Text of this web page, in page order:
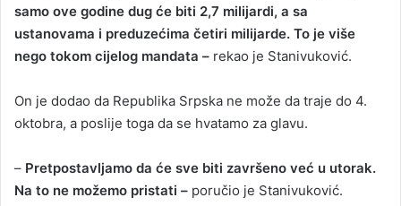
samo ove godine dug će biti 2,7 milijardi, a sa
ustanovama i preduzećima četiri milijarde. To je više
nego tokom cijelog mandata – rekao je Stanivuković.
On je dodao da Republika Srpska ne može da traje do 4.
oktobra, a poslije toga da se hvatamo za glavu.
– Pretpostavljamo da će sve biti završeno već u utorak.
Na to ne možemo pristati – poručio je Stanivuković.